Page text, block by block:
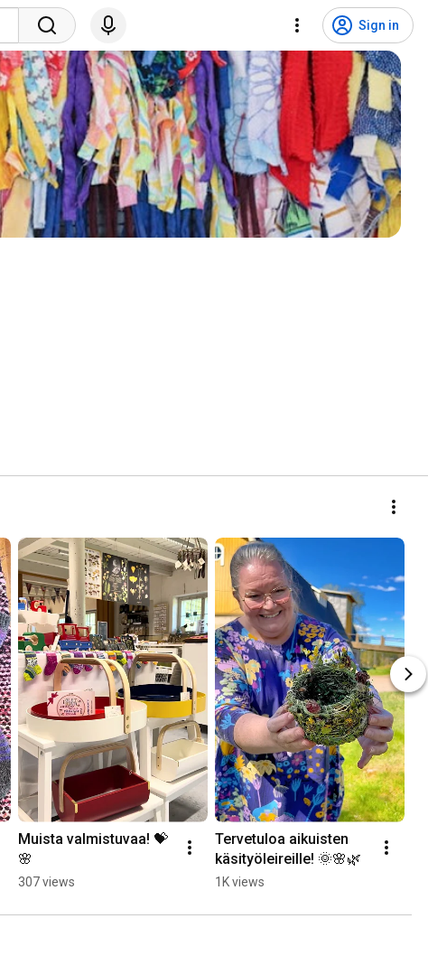
Sign in
Muista valmistuvaa! 💝
🌸
307 views
Tervetuloa aikuisten
käsityöleireille! 🌞🌸🌿
1K views